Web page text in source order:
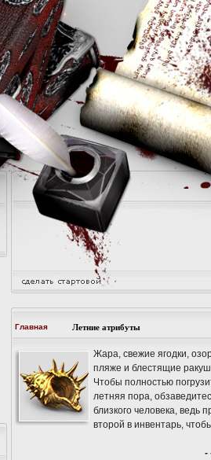
Главная Летние атрибуты
Жара, свежие ягодки,
пляже и блестящие
Чтобы полностью
летняя пора,
близкого человека, ведь
второй в инвентарь,
-